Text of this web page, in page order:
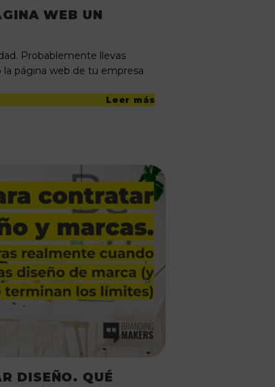
WEB UN
Probablemente llevas
la página web de tu empresa
Leer más
DISEÑO. QUÉ